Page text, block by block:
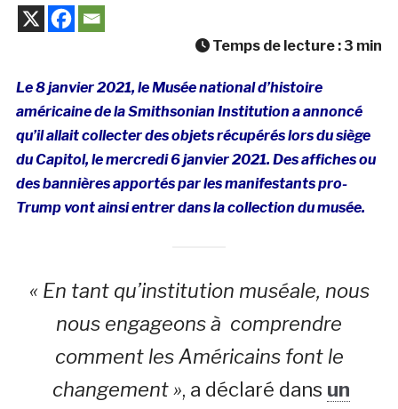
Temps de lecture : 3 min
Le 8 janvier 2021, le Musée national d’histoire
américaine de la Smithsonian Institution a annoncé
qu’il allait collecter des objets récupérés lors du siège
du Capitol, le mercredi 6 janvier 2021. Des affiches ou
des bannières apportés par les manifestants pro-
Trump vont ainsi entrer dans la collection du musée.
« En tant qu’institution muséale, nous
nous engageons à comprendre
comment les Américains font le
changement », a déclaré dans un